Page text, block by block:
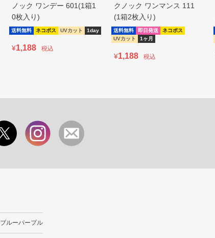
ノック ワンデー 601(1箱1
0枚入り)
送料無料 ネコポス UVカット 1day
¥1,188 税込
クノック ワンマンス 111
(1箱2枚入り)
送料無料 即日発送
ネコポス
UVカット
1ヶ月
¥1,188 税込
ブルーパープル